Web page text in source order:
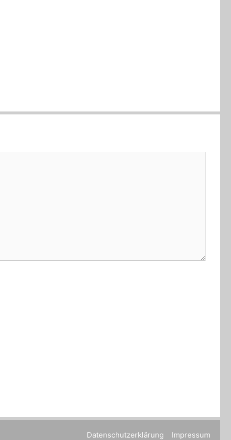
Datenschutzerklärung Impressum